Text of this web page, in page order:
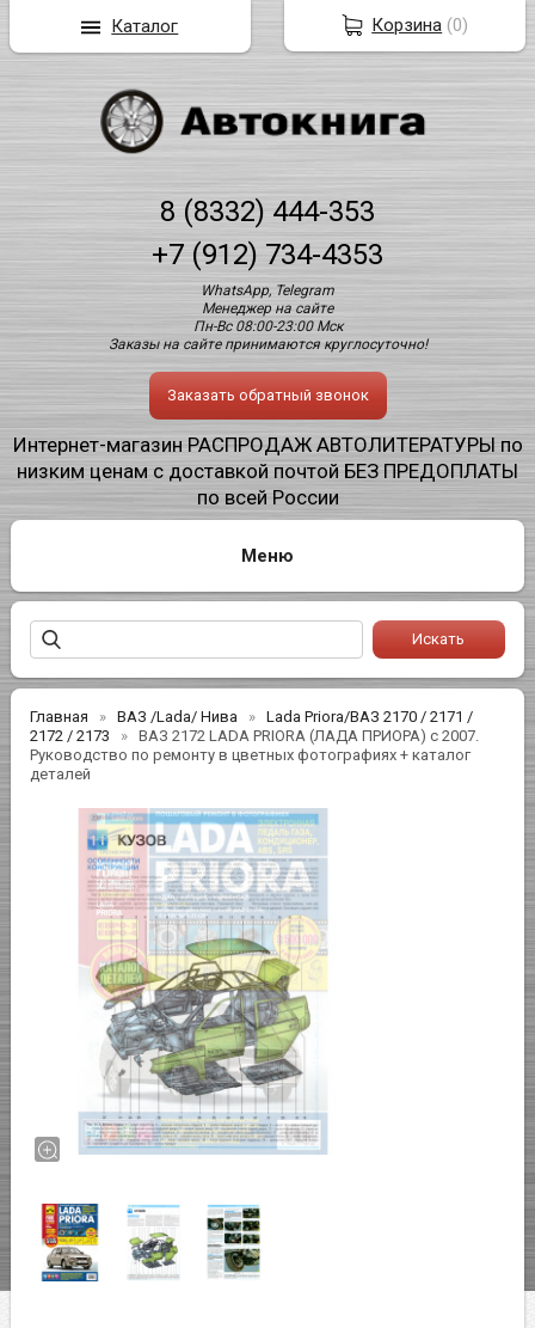
8 (8332) 444-353
+7 (912) 734-4353
WhatsApp, Telegram
Менеджер на сайте
Пн-Вс 08:00-23:00 Мск
Заказы на сайте принимаются круглосуточно!
Заказать обратный звонок
Интернет-магазин РАСПРОДАЖ АВТОЛИТЕРАТУРЫ по
низким ценам с доставкой почтой БЕЗ ПРЕДОПЛАТЫ
по всей России
Главная ВАЗ /Lada/ Нива
Lada Priora/ВАЗ 2170 / 2171 /
2172 / 2173
ВАЗ 2172 LADA PRIORA (ЛАДА ПРИОРА) с 2007.
Руководство по ремонту в цветных фотографиях + каталог
деталей
Корзина (0)
Каталог